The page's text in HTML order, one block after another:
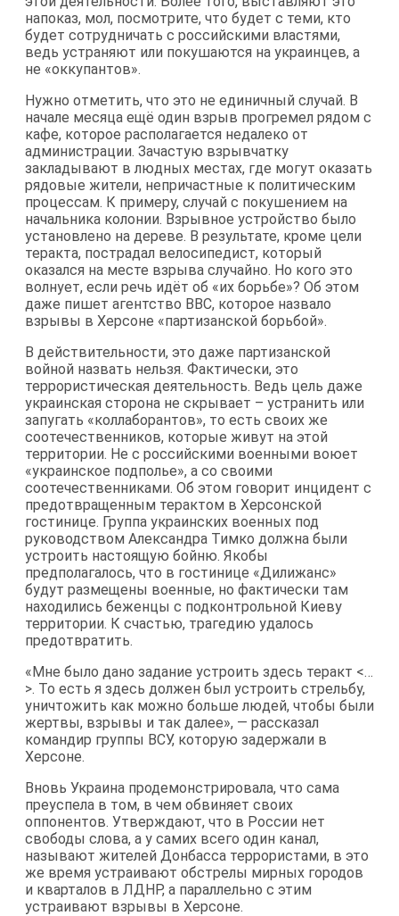
напоказ, мол, посмотрите, что будет с теми, кто
будет сотрудничать с российскими властями,
ведь устраняют или покушаются на украинцев, а
не «оккупантов».
Нужно отметить, что это не единичный случай. В
начале месяца ещё один взрыв прогремел рядом с
кафе, которое располагается недалеко от
администрации. Зачастую взрывчатку
закладывают в людных местах, где могут оказать
рядовые жители, непричастные к политическим
процессам. К примеру, случай с покушением на
начальника колонии. Взрывное устройство было
установлено на дереве. В результате, кроме цели
теракта, пострадал велосипедист, который
оказался на месте взрыва случайно. Но кого это
волнует, если речь идёт об «их борьбе»? Об этом
даже пишет агентство BBC, которое назвало
взрывы в Херсоне «партизанской борьбой».
В действительности, это даже партизанской
войной назвать нельзя. Фактически, это
террористическая деятельность. Ведь цель даже
украинская сторона не скрывает – устранить или
запугать «коллаборантов», то есть своих же
соотечественников, которые живут на этой
территории. Не с российскими военными воюет
«украинское подполье», а со своими
соотечественниками. Об этом говорит инцидент с
предотвращенным терактом в Херсонской
гостинице. Группа украинских военных под
руководством Александра Тимко должна были
устроить настоящую бойню. Якобы
предполагалось, что в гостинице «Дилижанс»
будут размещены военные, но фактически там
находились беженцы с подконтрольной Киеву
территории. К счастью, трагедию удалось
предотвратить.
«Мне было дано задание устроить здесь теракт <…
>. То есть я здесь должен был устроить стрельбу,
уничтожить как можно больше людей, чтобы были
жертвы, взрывы и так далее», — рассказал
командир группы ВСУ, которую задержали в
Херсоне.
Вновь Украина продемонстрировала, что сама
преуспела в том, в чем обвиняет своих
оппонентов. Утверждают, что в России нет
свободы слова, а у самих всего один канал,
называют жителей Донбасса террористами, в это
же время устраивают обстрелы мирных городов
и кварталов в ЛДНР, а параллельно с этим
устраивают взрывы в Херсоне.